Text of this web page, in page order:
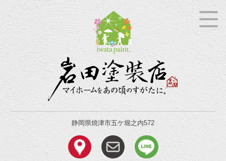
静岡県焼津市五ケ堀之内572